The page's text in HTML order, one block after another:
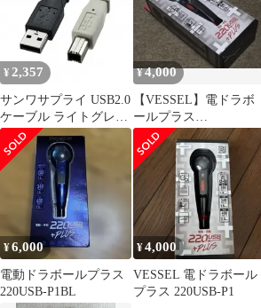
220USB-P1 0
¥ 2,357
サンワサプライ USB2.0
ケーブル ライトグレー
2m KU20-2K2
¥4,000
【VESSEL】電ドラボ
ールプラス
(No.220USB-P1)
¥6,000
電動ドラボールプラス
220USB-P1BL
¥4,000
VESSEL 電ドラボール
プラス 220USB-P1